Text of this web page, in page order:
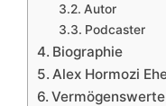
Autor
Podcaster
Biographie
Alex Hormozi
Vermögenswerte